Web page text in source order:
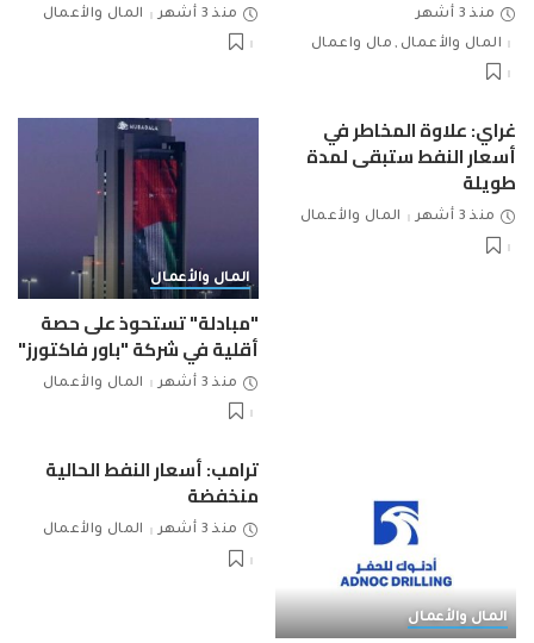
منذ 3 أشهر
المال والأعمال
مال واعمال
منذ 3 أشهر المال والأعمال
غراي: علاوة المخاطر في
أسعار النفط ستبقى لمدة
طويلة
منذ 3 أشهر المال والأعمال
المال والأعمال
"مبادلة" تستحوذ على حصة
أقلية في شركة "باور فاكتورز"
منذ 3 أشهر المال والأعمال
المال والأعمال
ترامب: أسعار النفط الحالية
منخفضة
منذ 3 أشهر المال والأعمال